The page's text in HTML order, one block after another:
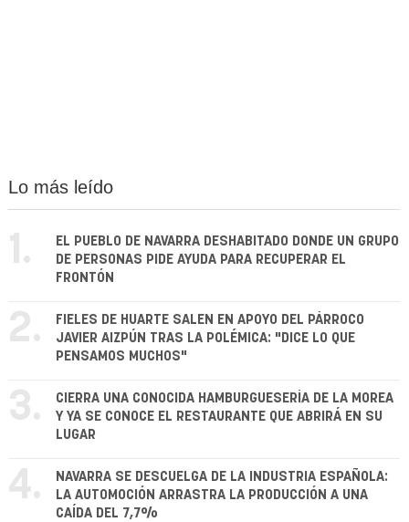
Lo más leído
1.
EL PUEBLO DE NAVARRA DESHABITADO DONDE UN GRUPO
DE PERSONAS PIDE AYUDA PARA RECUPERAR EL
FRONTÓN
2.
FIELES DE HUARTE SALEN EN APOYO DEL PÁRROCO
JAVIER AIZPÚN TRAS LA POLÉMICA: "DICE LO QUE
PENSAMOS MUCHOS"
3.
CIERRA UNA CONOCIDA HAMBURGUESERÍA DE LA MOREA
Y YA SE CONOCE EL RESTAURANTE QUE ABRIRÁ EN SU
LUGAR
4.
NAVARRA SE DESCUELGA DE LA INDUSTRIA ESPAÑOLA:
LA AUTOMOCIÓN ARRASTRA LA PRODUCCIÓN A UNA
CAÍDA DEL 7,7%